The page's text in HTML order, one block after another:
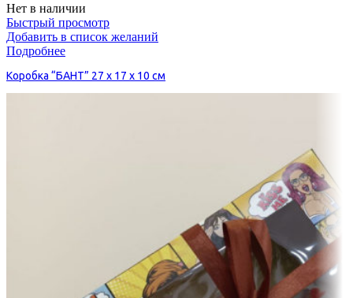
Нет в наличии
Быстрый просмотр
Добавить в список желаний
Подробнее
Коробка “БАНТ” 27 х 17 х 10 см